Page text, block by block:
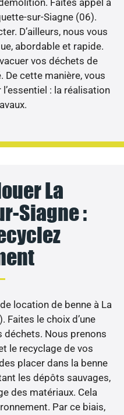
sur-Siagne (06).
D’ailleurs, nous vous
abordable et rapide.
vos déchets de
cette manière, vous
: la réalisation
La
Siagne :
location de benne à La
Faites le choix d’une
Nous prenons
le recyclage de vos
placer dans la benne
les dépôts sauvages,
des matériaux. Cela
Par ce biais,